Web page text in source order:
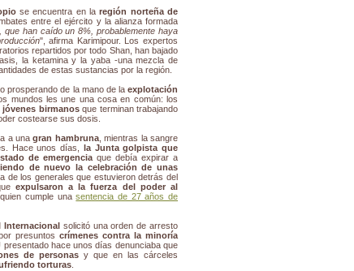
se encuentra en laregión norteña de
entre el ejército y la alianza formada
han caído un 8%, probablemente haya
", afirma Karimipour. Los expertos
repartidos por todo Shan, han bajado
la ketamina y la yaba -una mezcla de
de estas sustancias por la región.
prosperando de la mano de la explotación
mundos les une una cosa en común: los
birmanosque terminan trabajando
costearse sus dosis.
a unagran hambruna, mientras la sangre
Hace unos días, la Junta golpista que
de emergencia que debía expirar a
de nuevo la celebración de unas
de los generales que estuvieron detrás del
expulsaron a la fuerza del poder al
cumple unasentencia de 27 años de
Internacional solicitó una orden de arresto
presuntos crímenes contra la minoría
hace unos días denunciaba que
de personas y que en las cárceles
torturas